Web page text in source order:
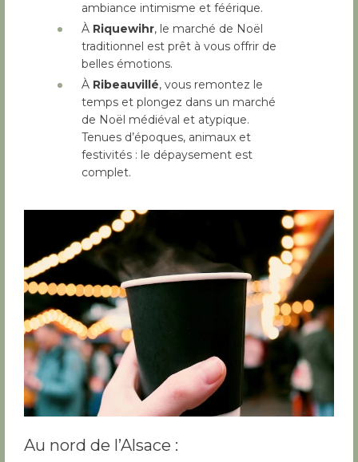
ambiance intimisme et féérique.
À Riquewihr, le marché de Noël
traditionnel est prêt à vous offrir de
belles émotions.
À Ribeauvillé, vous remontez le
temps et plongez dans un marché
de Noël médiéval et atypique.
Tenues d’époques, animaux et
festivités : le dépaysement est
complet.
Au nord de l’Alsace :